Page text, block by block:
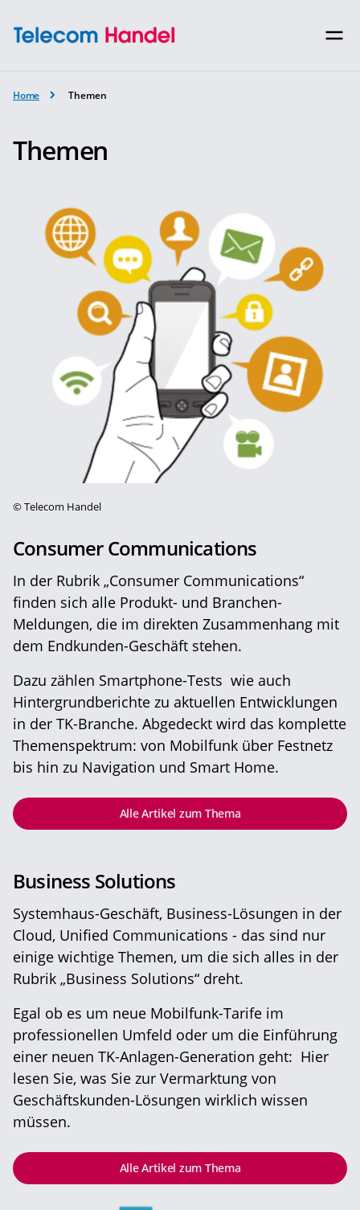
Home Themen
Themen
©Telecom Handel
Consumer Communications
In der Rubrik „Consumer Communications“
finden sich alle Produkt- und Branchen-
Meldungen, die im direkten Zusammenhang mit
dem Endkunden-Geschäft stehen.
Dazu zählen Smartphone-Tests wie auch
Hintergrundberichte zu aktuellen Entwicklungen
in der TK-Branche. Abgedeckt wird das komplette
Themenspektrum: von Mobilfunk über Festnetz
bis hin zu Navigation und Smart Home.
Alle Artikel zum Thema
Business Solutions
Systemhaus-Geschäft, Business-Lösungen in der
Cloud, Unified Communications - das sind nur
einige wichtige Themen, um die sich alles in der
Rubrik „Business Solutions“ dreht.
Egal ob es um neue Mobilfunk-Tarife im
professionellen Umfeld oder um die Einführung
einer neuen TK-Anlagen-Generation geht: Hier
lesen Sie, was Sie zur Vermarktung von
Geschäftskunden-Lösungen wirklich wissen
müssen.
Alle Artikel zum Thema